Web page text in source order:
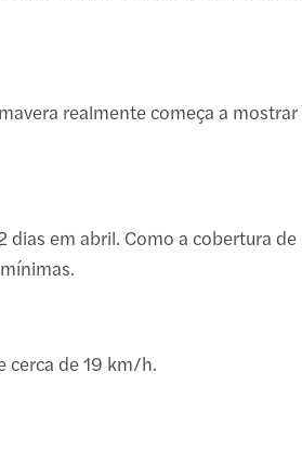
realmente começa a
em abril. Como a cobertura
cerca de 19 km/h.